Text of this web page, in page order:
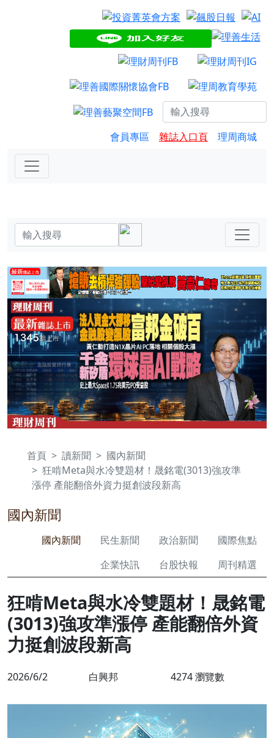
會員專區 雜誌入口頁 理周商城
首頁 讀新聞
國內新聞
狂啃Meta與水冷雙題材！晟銘電(3013)強攻準
漲停 產能翻倍外資力挺創波段新高
國內新聞
國內新聞 民生新聞 政治新聞
國際焦點
企業快訊
台股快報 周刊精選
狂啃Meta與水冷雙題材！晟銘電
(3013)強攻準漲停 產能翻倍外資
力挺創波段新高
2026/6/2 白興邦 4274 瀏覽數